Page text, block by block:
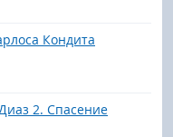
Кондита
2. Спасение